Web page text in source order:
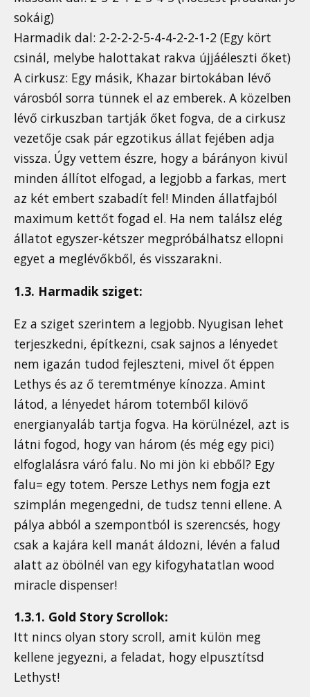
sokáig)
Harmadik dal: 2-2-2-2-5-4-4-2-2-1-2 (Egy kört
csinál, melybe halottakat rakva újjáéleszti őket)
A cirkusz: Egy másik, Khazar birtokában lévő
városból sorra tünnek el az emberek. A közelben
lévő cirkuszban tartják őket fogva, de a cirkusz
vezetője csak pár egzotikus állat fejében adja
vissza. Úgy vettem észre, hogy a bárányon kivül
minden állítot elfogad, a legjobb a farkas, mert
az két embert szabadít fel! Minden állatfajból
maximum kettőt fogad el. Ha nem találsz elég
állatot egyszer-kétszer megpróbálhatsz ellopni
egyet a meglévőkből, és visszarakni.
1.3. Harmadik sziget:
Ez a sziget szerintem a legjobb. Nyugisan lehet
terjeszkedni, építkezni, csak sajnos a lényedet
nem igazán tudod fejleszteni, mivel őt éppen
Lethys és az ő teremtménye kínozza. Amint
látod, a lényedet három totemből kilövő
energianyaláb tartja fogva. Ha körülnézel, azt is
látni fogod, hogy van három (és még egy pici)
elfoglalásra váró falu. No mi jön ki ebből? Egy
falu= egy totem. Persze Lethys nem fogja ezt
szimplán megengedni, de tudsz tenni ellene. A
pálya abból a szempontból is szerencsés, hogy
csak a kajára kell manát áldozni, lévén a falud
alatt az öbölnél van egy kifogyhatatlan wood
miracle dispenser!
1.3.1. Gold Story Scrollok:
Itt nincs olyan story scroll, amit külön meg
kellene jegyezni, a feladat, hogy elpusztítsd
Lethyst!